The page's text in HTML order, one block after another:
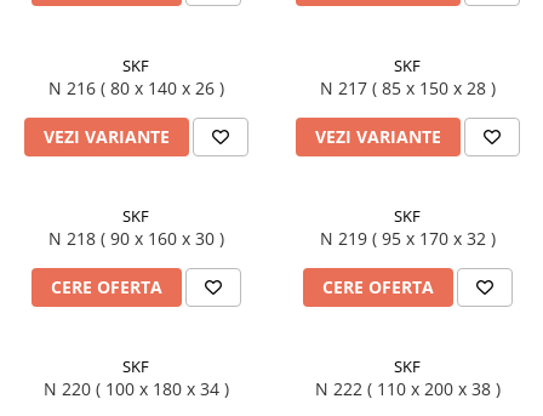
SKF
N 216 ( 80 x 140 x 26 )
VEZI VARIANTE
SKF
N 217 ( 85 x 150 x 28 )
VEZI VARIANTE
SKF
N 218 ( 90 x 160 x 30 )
CERE OFERTA
SKF
N 219 ( 95 x 170 x 32 )
CERE OFERTA
SKF
N 220 ( 100 x 180 x 34 )
SKF
N 222 ( 110 x 200 x 38 )